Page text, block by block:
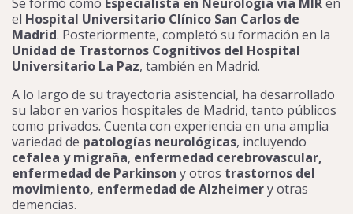
el Hospital Universitario Clínico San Carlos de
Madrid. Posteriormente, completó su formación en la
Unidad de Trastornos Cognitivos del Hospital
Universitario La Paz, también en Madrid.
A lo largo de su trayectoria asistencial, ha desarrollado
su labor en varios hospitales de Madrid, tanto públicos
como privados. Cuenta con experiencia en una amplia
variedad de patologías neurológicas, incluyendo
cefalea y migraña, enfermedad cerebrovascular,
enfermedad de Parkinson y otros trastornos del
movimiento, enfermedad de Alzheimery otras
demencias.